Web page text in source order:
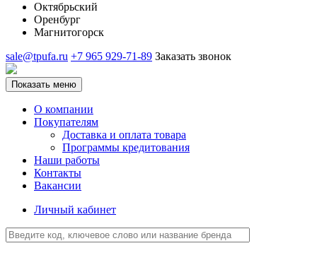
Октябрьский
Оренбург
Магнитогорск
sale@tpufa.ru +7 965 929-71-89 Заказать звонок
Показать меню
О компании
Покупателям
Доставка и оплата товара
Программы кредитования
Наши работы
Контакты
Вакансии
Личный кабинет